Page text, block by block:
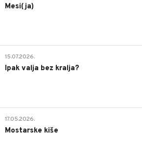
Mesi(ja)
15.07.2026.
Ipak valja bez kralja?
17.05.2026.
Mostarske kiše